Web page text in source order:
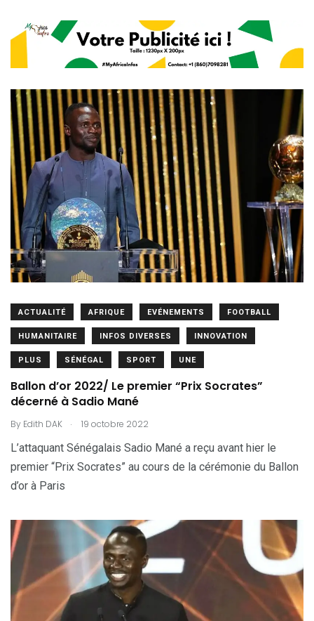
ACTUALITÉ AFRIQUE EVÉNEMENTS FOOTBALL
HUMANITAIRE INFOS DIVERSES INNOVATION
PLUS SÉNÉGAL SPORT UNE
Ballon d’or 2022/ Le premier “Prix Socrates”
décerné à Sadio Mané
By Edith DAK . 19 octobre 2022
L’attaquant Sénégalais Sadio Mané a reçu avant hier le
premier “Prix Socrates” au cours de la cérémonie du Ballon
d’or à Paris